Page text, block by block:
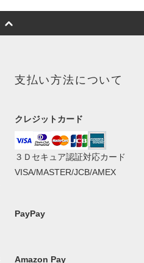
支払い方法について
クレジットカード
３Ｄセキュア認証対応カード
VISA/MASTER/JCB/AMEX
PayPay
Amazon Pay